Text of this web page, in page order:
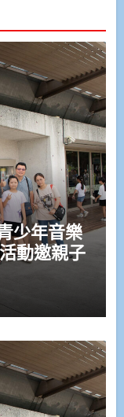
少年音樂
動邀親子